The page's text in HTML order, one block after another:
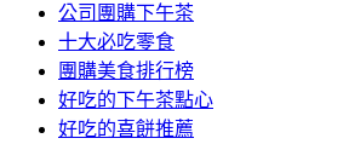
公司團購下午茶
十大必吃零食
團購美食排行榜
好吃的下午茶點心
好吃的喜餅推薦